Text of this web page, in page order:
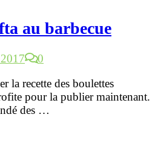
au barbecue
0
la recette des boulettes
pour la publier maintenant.
des …